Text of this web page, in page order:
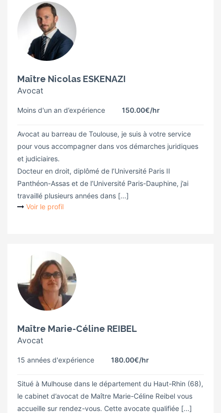
Maître Nicolas ESKENAZI
Avocat
Moins d'un an d’expérience 150.00€/hr
Avocat au barreau de Toulouse, je suis à votre service
pour vous accompagner dans vos démarches juridiques
et judiciaires.‍
Docteur en droit, diplômé de l’Université Paris II
Panthéon-Assas et de l’Université Paris-Dauphine, j’ai
travaillé plusieurs années dans [...]
Voir le profil
Maître Marie-Céline REIBEL
Avocat
15 années d'expérience 180.00€/hr
Situé à Mulhouse dans le département du Haut-Rhin (68),
le cabinet d’avocat de Maître Marie-Céline Reibel vous
accueille sur rendez-vous. Cette avocate qualifiée [...]